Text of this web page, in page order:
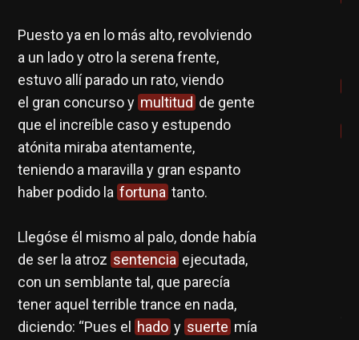
Puesto ya en lo más alto, revolviendo
a un lado y otro la serena frente,
estuvo allí parado un rato, viendo
el gran concurso y multitud de gente
que el increíble caso y estupendo
atónita miraba atentamente,
teniendo a maravilla y gran espanto
haber podido la fortuna tanto.
Llegóse él mismo al palo, donde había
de ser la atroz sentencia ejecutada,
con un semblante tal, que parecía
tener aquel terrible trance en nada,
diciendo: “Pues el
hado y suerte mía